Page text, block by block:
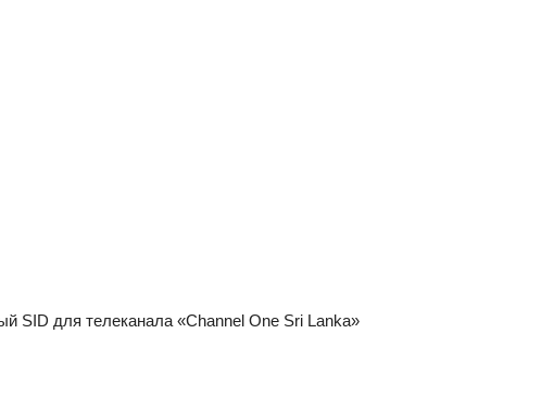
SID для телеканала «Channel One Sri Lanka»